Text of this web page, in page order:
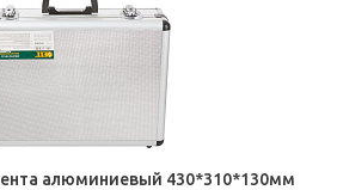
алюминиевый 430*310*130мм